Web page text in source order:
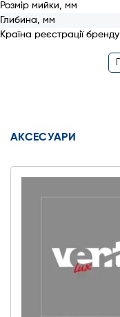
Розмір мийки, мм
Глибина, мм
Країна реєстрації бренду
АКСЕСУАРИ